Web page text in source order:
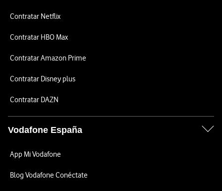
Contratar Netflix
Contratar HBO Max
Contratar Amazon Prime
Contratar Disney plus
Contratar DAZN
Vodafone España
App Mi Vodafone
Blog Vodafone Conéctate